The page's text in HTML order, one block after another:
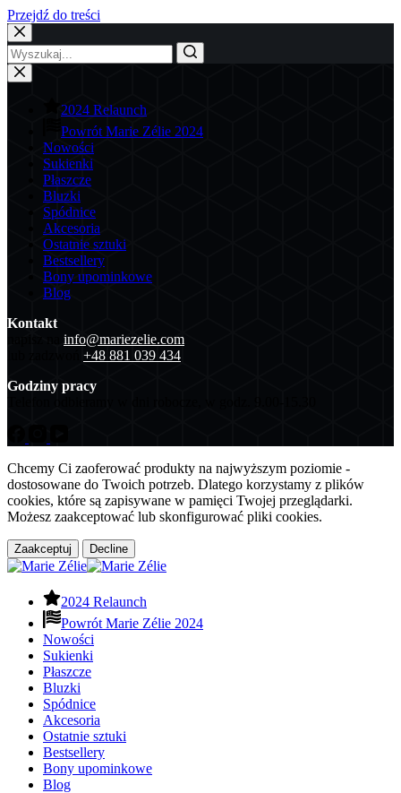
Przejdź do treści
2024 Relaunch
Powrót Marie Zélie 2024
Nowości
Sukienki
Płaszcze
Bluzki
Spódnice
Akcesoria
Ostatnie sztuki
Bestsellery
Bony upominkowe
Blog
Kontakt
info@mariezelie.com
+48 881 039 434
Godziny pracy
Chcemy Ci zaoferować produkty na najwyższym poziomie -
dostosowane do Twoich potrzeb. Dlatego korzystamy z plików
cookies, które są zapisywane w pamięci Twojej przeglądarki.
Możesz zaakceptować lub skonfigurować pliki cookies.
Zaakceptuj Decline
2024 Relaunch
Powrót Marie Zélie 2024
Nowości
Sukienki
Płaszcze
Bluzki
Spódnice
Akcesoria
Ostatnie sztuki
Bestsellery
Bony upominkowe
Blog